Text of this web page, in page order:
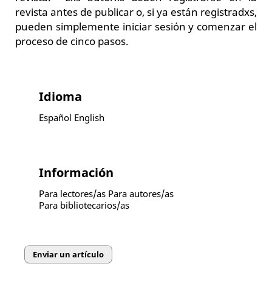
revista antes de publicar o, si ya están registradxs,
pueden simplemente iniciar sesión y comenzar el
proceso de cinco pasos.
Idioma
Español English
Información
Para lectores/as Para autores/as
Para bibliotecarios/as
Enviar un artículo